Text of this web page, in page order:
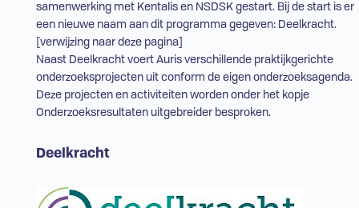
samenwerking met Kentalis en NSDSK gestart. Bij de start is er
een nieuwe naam aan dit programma gegeven: Deelkracht.
[verwijzing naar deze pagina]
Naast Deelkracht voert Auris verschillende praktijkgerichte
onderzoeksprojecten uit conform de eigen onderzoeksagenda.
Deze projecten en activiteiten worden onder het kopje
Onderzoeksresultaten uitgebreider besproken.
Deelkracht